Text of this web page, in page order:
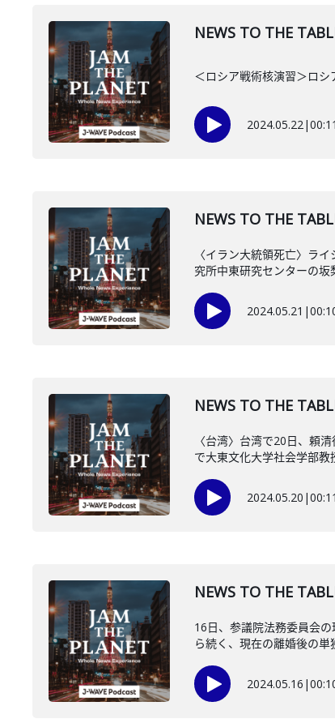
NEWS TO THE
＜ロシア戦術核演習＞ロシ
2024.05.22|
NEWS TO THE
〈イラン大統領死亡〉ラ
究所中東研究センターの坂
2024.05.21 |
NEWS TO THE
〈台湾〉台湾で20日、頼
で大東文化大学社会学部教
2024.05.20 |
NEWS TO THE
16日、参議院法務委員会
ら続く、現在の離婚後の
2024.05.16 |